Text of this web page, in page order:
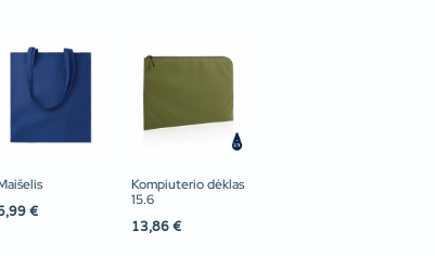
€
Kompiuterio dėklas
15.6
13,86 €